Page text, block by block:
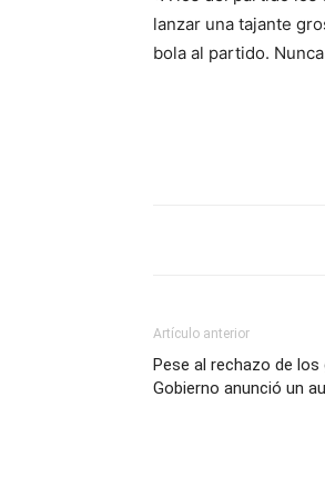
lanzar una tajante
bola al partido.
Artículo anterior
Pese al rechazo de
Gobierno anunció un